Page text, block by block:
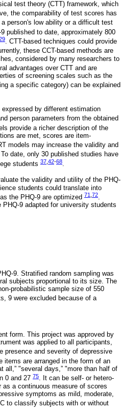
test theory (CTT) framework, which
the comparability of test scores has
person's low ability or a difficult test
published to date, approximately 800
. CTT-based techniques could provide
these CCT-based methods are
considered by many researchers to
advantages over CTT and are
of screening scales such as the
a specific category) can be explained
by different estimation
person parameters from the obtained
provide a richer description of the
are met, scores are item-
models may increase the validity and
To date, only 30 published studies have
students 37 42-68.
the validity and utility of the PHQ-
students could translate into
the PHQ-9 are optimized 71 72.
9 adapted for university students
9. Stratified random sampling was
subjects proportional to its size. The
probabilistic sample size of 550
9 were excluded because of a
form. This project was approved by
was applied to all participants,
presence and severity of depressive
items are arranged in the form of an
"several days,” "more than half of
0 and 27 75. It can be self- or hetero-
a continuous measure of scores
symptoms as mild, moderate,
to classify subjects with or without